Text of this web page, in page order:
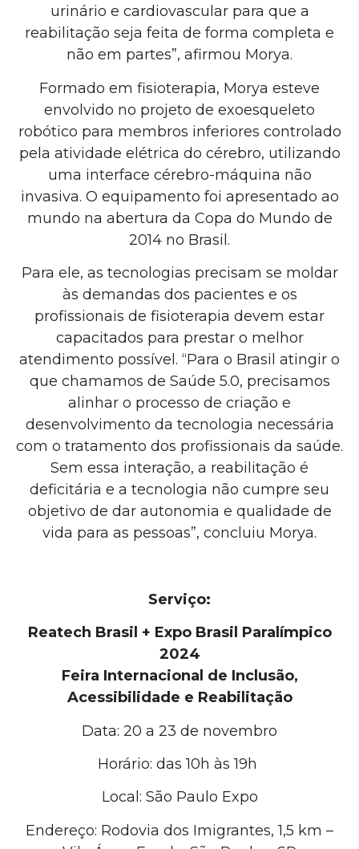
urinário e cardiovascular para que a
reabilitação seja feita de forma completa e
não em partes”, afirmou Morya.
Formado em fisioterapia, Morya esteve
envolvido no projeto de exoesqueleto
robótico para membros inferiores controlado
pela atividade elétrica do cérebro, utilizando
uma interface cérebro-máquina não
invasiva. O equipamento foi apresentado ao
mundo na abertura da Copa do Mundo de
2014 no Brasil.
Para ele, as tecnologias precisam se moldar
às demandas dos pacientes e os
profissionais de fisioterapia devem estar
capacitados para prestar o melhor
atendimento possível. “Para o Brasil atingir o
que chamamos de Saúde 5.0, precisamos
alinhar o processo de criação e
desenvolvimento da tecnologia necessária
com o tratamento dos profissionais da saúde.
Sem essa interação, a reabilitação é
deficitária e a tecnologia não cumpre seu
objetivo de dar autonomia e qualidade de
vida para as pessoas”, concluiu Morya.
Serviço:
Reatech Brasil + Expo Brasil Paralímpico
2024
Feira Internacional de Inclusão,
Acessibilidade e Reabilitação
Data: 20 a 23 de novembro
Horário: das 10h às 19h
Local: São Paulo Expo
Endereço: Rodovia dos Imigrantes, 1,5 km –